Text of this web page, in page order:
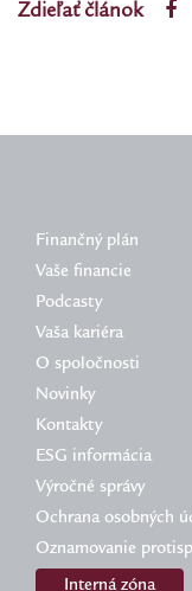
Zdieľať článok
Finančný plán
Vaše financie
Podcasty
Vaša kariéra
O spoločnosti
Novinky
Kontakty
ESG informácia
Výročné správy
Ochrana osobných
Oznamovanie
Interná zóna